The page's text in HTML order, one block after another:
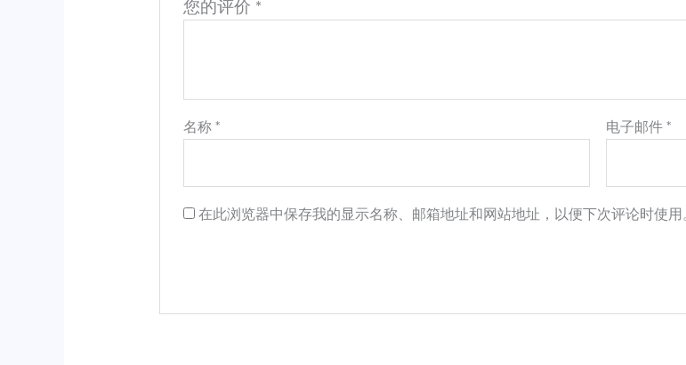
您的评价 *
名称* 电子邮件*
在此浏览器中保存我的显示名称、邮箱地址和网站地址，以便下次评论时使用